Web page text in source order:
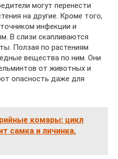
могут перенести
на другие. Кроме того,
инфекции и
В слизи скапливаются
Ползая по растениям
вещества по ним. Они
от животных и
опасность даже для
комары: цикл
самка и личинка,